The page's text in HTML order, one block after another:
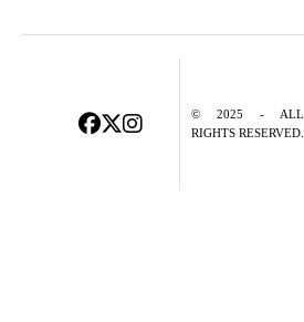
© 2025 - ALL
RIGHTS RESERVED.